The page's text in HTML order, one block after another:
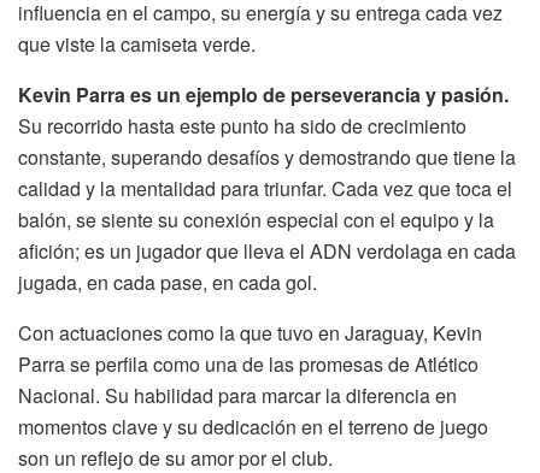
influencia en el campo, su energía y su entrega cada vez
que viste la camiseta verde.
Kevin Parra es un ejemplo de perseverancia y pasión.
Su recorrido hasta este punto ha sido de crecimiento
constante, superando desafíos y demostrando que tiene la
calidad y la mentalidad para triunfar. Cada vez que toca el
balón, se siente su conexión especial con el equipo y la
afición; es un jugador que lleva el ADN verdolaga en cada
jugada, en cada pase, en cada gol.
Con actuaciones como la que tuvo en Jaraguay, Kevin
Parra se perfila como una de las promesas de Atlético
Nacional. Su habilidad para marcar la diferencia en
momentos clave y su dedicación en el terreno de juego
son un reflejo de su amor por el club.